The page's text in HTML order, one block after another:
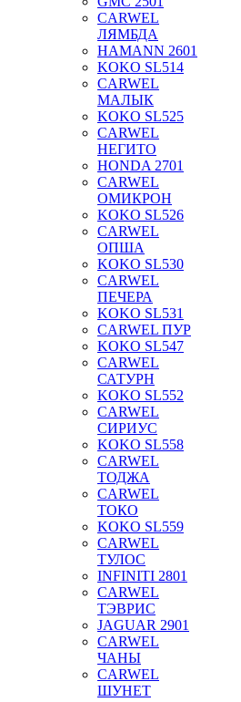
CARWEL
ЛЯМБДА
HAMANN 2601
KOKO SL514
CARWEL
МАЛЫК
KOKO SL525
CARWEL
НЕГИТО
HONDA 2701
CARWEL
ОМИКРОН
KOKO SL526
CARWEL
ОПША
KOKO SL530
CARWEL
ПЕЧЕРА
KOKO SL531
CARWEL ПУР
KOKO SL547
CARWEL
САТУРН
KOKO SL552
CARWEL
СИРИУС
KOKO SL558
CARWEL
ТОДЖА
CARWEL
ТОКО
KOKO SL559
CARWEL
ТУЛОС
INFINITI 2801
CARWEL
ТЭВРИС
JAGUAR 2901
CARWEL
ЧАНЫ
CARWEL
ШУНЕТ